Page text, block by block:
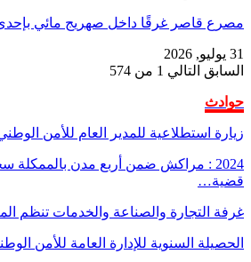
مصرع قاصر غرقًا داخل صهريج مائي
31 يوليو, 2026
السابق التالي 1 من 574
حوادث
زيارة استطلاعية للمدير العام للأمن
قضية…
غرفة التجارة والصناعة والخدمات تنظم
الحصيلة السنوية للإدارة العامة للأمن الوطني